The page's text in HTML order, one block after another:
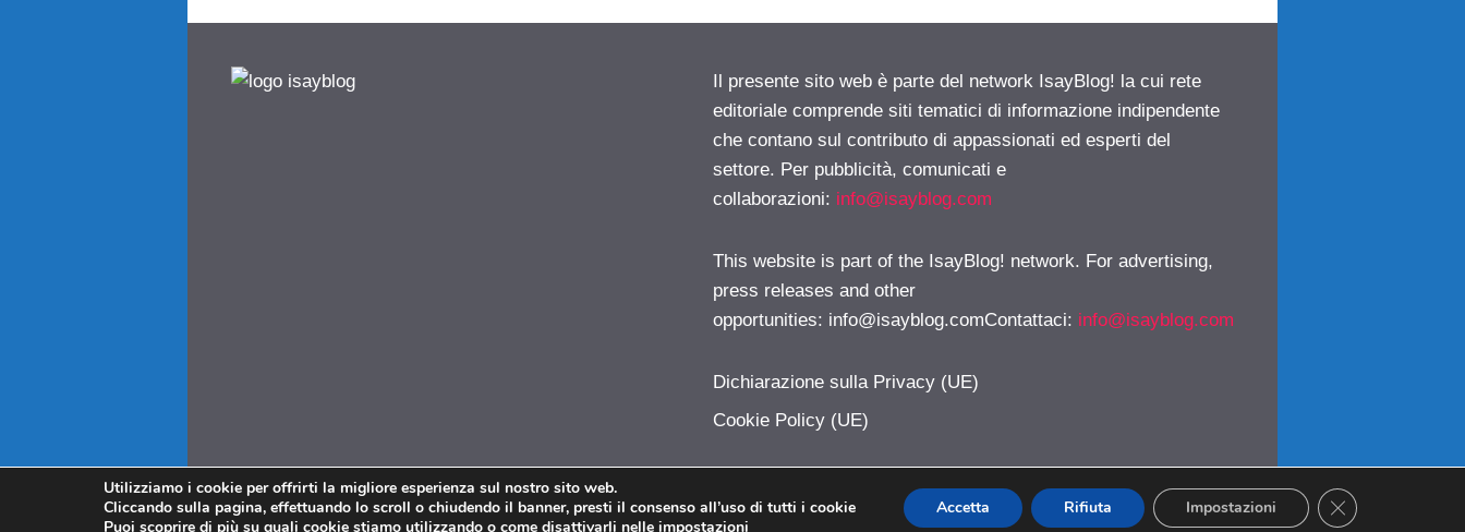
Il presente sito web è parte del network IsayBlog! la cui rete
editoriale comprende siti tematici di informazione indipendente
che contano sul contributo di appassionati ed esperti del
settore. Per pubblicità, comunicati e
collaborazioni: info@isayblog.com
This website is part of the IsayBlog! network. For advertising,
press releases and other
opportunities: info@isayblog.comContattaci: info@isayblog.com
Dichiarazione sulla Privacy (UE)
Cookie Policy (UE)
Pallarancione.com © 2026. All right reserverd.
Utilizziamo i cookie per offrirti la migliore esperienza sul nostro sito web.
Cliccando sulla pagina, effettuando lo scroll o chiudendo il banner, presti il consenso all’uso di tutti i cookie
Puoi scoprire di più su quali cookie stiamo utilizzando o come disattivarli nelle impostazioni
Accetta Rifiuta Impostazioni CLOSE GDPR